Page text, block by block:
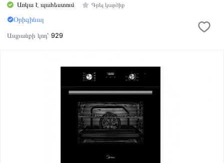
Առկա է պահեստում Գրել կարծիք
Օրիգինալ
Ապրանքի կոդ՝929